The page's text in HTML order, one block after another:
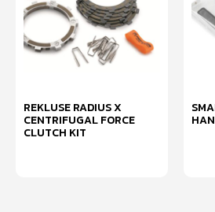
REKLUSE RADIUS X
CENTRIFUGAL FORCE
CLUTCH KIT